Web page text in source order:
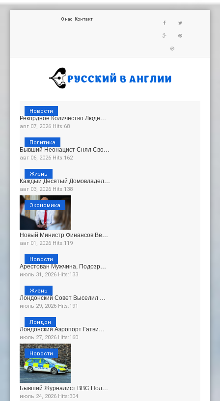
О нас Контакт
Рекордное Количество Люде…
авг 07, 2026 Hits:68
Новости
Бывший Неонацист Снял Сво…
авг 06, 2026 Hits:162
Политика
Каждый Десятый Домовладел…
авг 03, 2026 Hits:138
Жизнь
Новый Министр Финансов Ве…
авг 01, 2026 Hits:119
Экономика
Арестован Мужчина, Подозр…
июль 31, 2026 Hits:133
Новости
Лондонский Совет Выселил …
июль 29, 2026 Hits:191
Жизнь
Лондонский Аэропорт Гатви…
июль 27, 2026 Hits:160
Лондон
Бывший Журналист BBC Пол…
июль 24, 2026 Hits:304
Новости